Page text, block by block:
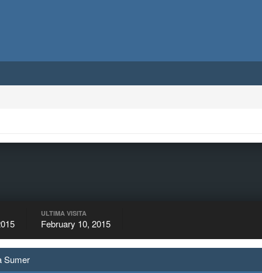
ULTIMA VISITA
February 10, 2015
Sumer